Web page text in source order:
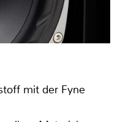
mit der Fyne